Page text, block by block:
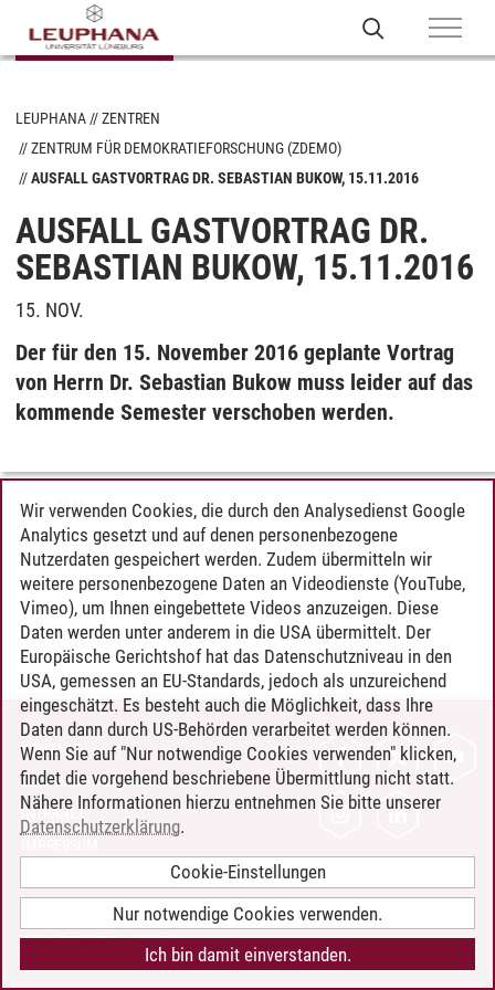
LEUPHANA
ZENTREN
ZENTRUM FÜR DEMOKRATIEFORSCHUNG (ZDEMO)
AUSFALL GASTVORTRAG DR. SEBASTIAN BUKOW, 15.11.2016
AUSFALL GASTVORTRAG DR.
SEBASTIAN BUKOW, 15.11.2016
15. NOV.
Der für den 15. November 2016 geplante Vortrag
von Herrn Dr. Sebastian Bukow muss leider auf das
kommende Semester verschoben werden.
15.11.2016
KONTAKT
LEUPHANA ALS ARBEITGEBER
INTRANET
BARRIEREFREIHEIT
COOKIE-EINSTELLUNGEN
Wir verwenden Cookies, die durch den Analysedienst Google
Analytics gesetzt und auf denen personenbezogene
Nutzerdaten gespeichert werden. Zudem übermitteln wir
weitere personenbezogene Daten an Videodienste (YouTube,
Vimeo), um Ihnen eingebettete Videos anzuzeigen. Diese
Daten werden unter anderem in die USA übermittelt. Der
Europäische Gerichtshof hat das Datenschutzniveau in den
USA, gemessen an EU-Standards, jedoch als unzureichend
eingeschätzt. Es besteht auch die Möglichkeit, dass Ihre
Daten dann durch US-Behörden verarbeitet werden können.
Wenn Sie auf "Nur notwendige Cookies verwenden" klicken,
findet die vorgehend beschriebene Übermittlung nicht statt.
Nähere Informationen hierzu entnehmen Sie bitte unserer
Datenschutzerklärung.
Cookie-Einstellungen
Nur notwendige Cookies verwenden.
Ich bin damit einverstanden.